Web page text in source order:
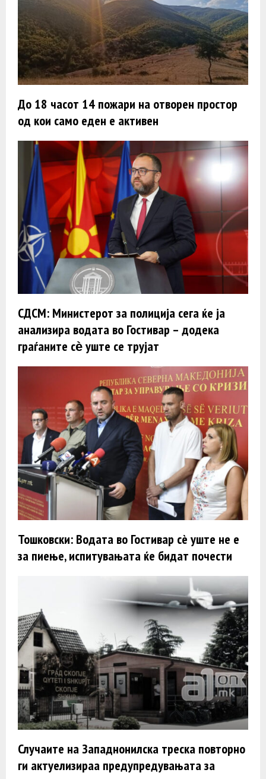
До 18 часот 14 пожари на отворен простор
од кои само еден е активен
СДСМ: Министерот за полиција сега ќе ја
анализира водата во Гостивар – додека
граѓаните сѐ уште се трујат
Тошковски: Водата во Гостивар сè уште не е
за пиење, испитувањата ќе бидат почести
Случаите на Западнонилска треска повторно
ги актуелизираа предупредувањата за